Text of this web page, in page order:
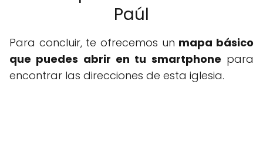
Paúl
Para concluir, te ofrecemos un mapa básico
que puedes abrir en tu smartphone para
encontrar las direcciones de esta iglesia.